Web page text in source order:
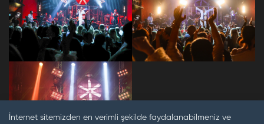
İnternet sitemizden en verimli şekilde faydalanabilmeniz ve